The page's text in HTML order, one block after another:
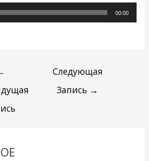
00:00
Следующая
Запись →